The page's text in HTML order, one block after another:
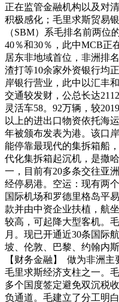
正在监管金融机构以及对
积极感化；毛里求斯贸易
（SBM）系毛排名前两位
40％和30％，此中MCB正
居东非地域首位，非洲排
渣打等10余家外资银行均
岸银行营业，此中以汇丰
交通较发财，公总长达
灵活车58。92万辆，较
以上的进出口物资依托海
年被颁布发表为港。该口
能停靠最现代的集拆箱船
代化集拆箱起沉机，是撒
一，目前有20多条交往亚
经停易港。空运：现有两
国际机场和罗德里格岛平
款并由中资企业扶植，航
较高，可起降大型客机。
月。现已开通近30条国际
坡、伦敦、巴黎、约翰内
【财务金融】 做为非洲
毛里求斯经济支柱之一。
多个国度签定避免双沉税
负通道。毛建立了分工明